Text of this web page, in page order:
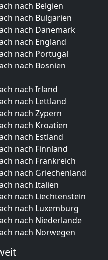
nach Belgien
nach Bulgarien
nach Dänemark
nach England
nach Portugal
nach Bosnien
nach Irland
nach Lettland
nach Zypern
nach Kroatien
nach Estland
nach Finnland
nach Frankreich
nach Griechenland
nach Italien
nach Liechtenstein
nach Luxemburg
nach Niederlande
nach Norwegen